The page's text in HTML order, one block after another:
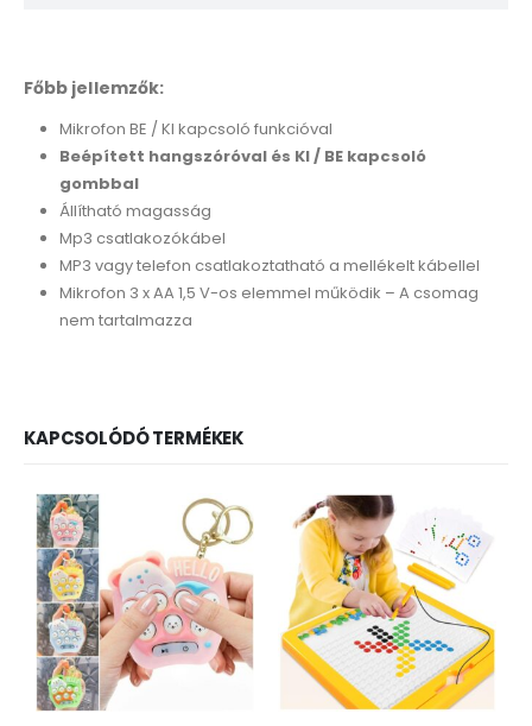
waitlist
for
this
product
Főbb jellemzők:
Mikrofon BE / KI kapcsoló funkcióval
Beépített hangszóróval és KI / BE kapcsoló
gombbal
Állítható magasság
Mp3 csatlakozókábel
MP3 vagy telefon csatlakoztatható a mellékelt kábellel
Mikrofon 3 x AA 1,5 V-os elemmel működik – A csomag
nem tartalmazza
KAPCSOLÓDÓ TERMÉKEK